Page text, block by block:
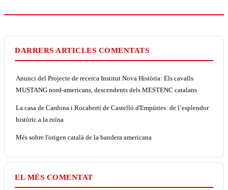
DARRERS ARTICLES COMENTATS
Anunci del Projecte de recerca Institut Nova Història: Els cavalls
MUSTANG nord-americans, descendents dels MESTENC catalans
La casa de Cardona i Rocabertí de Castelló d'Empúries: de l’esplendor
històric a la ruïna
Més sobre l'origen català de la bandera americana
EL MÉS COMENTAT